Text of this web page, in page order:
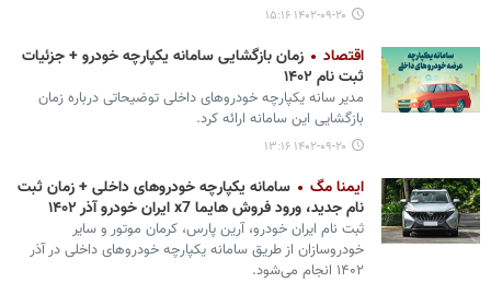
۱۴۰۲-۰۹-۲۰ ۱۵:۱۶
اقتصاد
زمان بازگشایی سامانه یکپارچه خودرو + جزئیات
ثبت نام ۱۴۰۲
مدیر سانه یکپارچه خودروهای داخلی توضیحاتی درباره زمان
بازگشایی این سامانه ارائه کرد.
۱۴۰۲-۰۹-۲۰ ۱۳:۱۶
ایمنا مگ
سامانه یکپارچه خودروهای داخلی + زمان ثبت
نام جدید، ورود فروش هایما x7 ایران خودرو آذر ۱۴۰۲
‌ثبت نام ایران خودرو، آرین پارس، کرمان موتور و سایر
خودروسازان از طریق سامانه یکپارچه خودروهای داخلی در آذر
۱۴۰۲ انجام می‌شود.